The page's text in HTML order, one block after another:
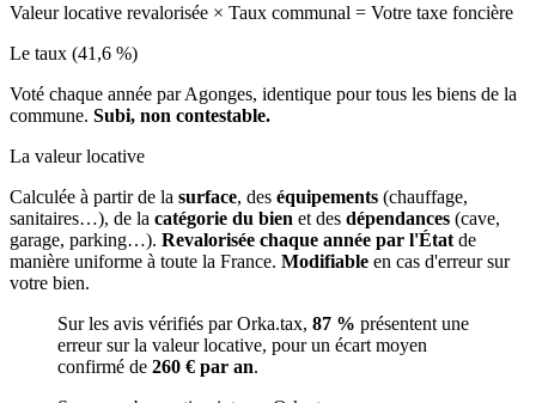
Valeur locative revalorisée × Taux communal = Votre taxe foncière
Le taux (41,6 %)
Voté chaque année par Agonges, identique pour tous les biens de la
commune. Subi, non contestable.
La valeur locative
Calculée à partir de la surface, des équipements (chauffage,
sanitaires…), de la catégorie du bien et des dépendances (cave,
garage, parking…). Revalorisée chaque année par l'État de
manière uniforme à toute la France. Modifiable en cas d'erreur sur
votre bien.
Sur les avis vérifiés par Orka.tax, 87 % présentent une
erreur sur la valeur locative, pour un écart moyen
confirmé de 260 € par an.